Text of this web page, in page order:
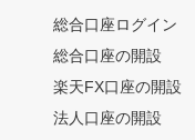
総合口座ログイン
総合口座の開設
楽天FX口座の開設
法人口座の開設